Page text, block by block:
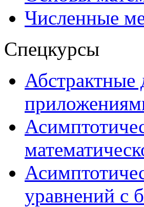
Численные
Спецкурсы
Абстрактные
уравнений с